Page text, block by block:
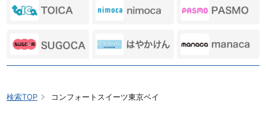
検索TOP コンフォートスイーツ東京ベイ